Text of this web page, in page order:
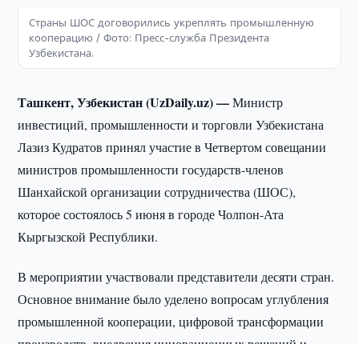
Страны ШОС договорились укреплять промышленную
кооперацию / Фото: Пресс-служба Президента
Узбекистана.
Ташкент, Узбекистан (UzDaily.uz) —Министр
инвестиций, промышленности и торговли Узбекистана
Лазиз Кудратов принял участие в Четвертом совещании
министров промышленности государств-членов
Шанхайской организации сотрудничества (ШОС),
которое состоялось 5 июня в городе Чолпон-Ата
Кыргызской Республики.
В мероприятии участвовали представители десяти стран.
Основное внимание было уделено вопросам углубления
промышленной кооперации, цифровой трансформации